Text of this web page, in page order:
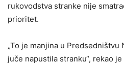
rukovodstva stranke nije
prioritet.
„To je manjina u Predsedništvu
juče napustila stranku“, rekao